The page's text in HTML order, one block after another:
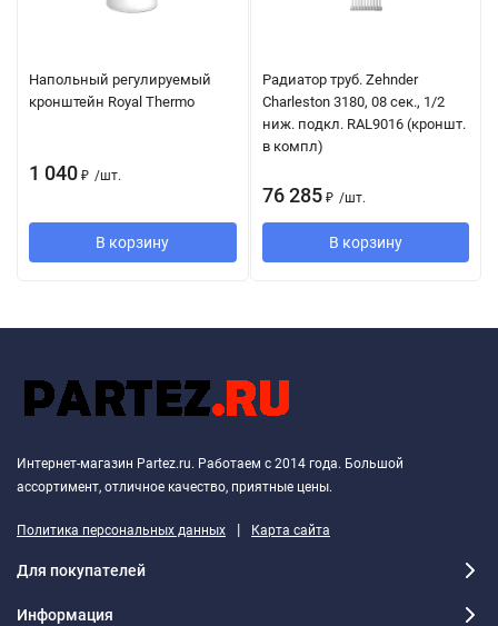
Напольный регулируемый
кронштейн Royal Thermo
1 040 ₽ /шт.
В корзину
Радиатор труб. Zehnder
Charleston 3180, 08 сек., 1/2
ниж. подкл. RAL9016 (кроншт.
в компл)
76 285 ₽ /шт.
В корзину
Интернет-магазин Partez.ru. Работаем с 2014 года. Большой
ассортимент, отличное качество, приятные цены.
Политика персональных данных | Карта сайта
Для покупателей
Информация